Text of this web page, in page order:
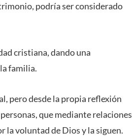
podría ser considerado
cristiana, dando una
familia.
pero desde la propia reflexión
que mediante relaciones
la voluntad de Dios y la siguen.